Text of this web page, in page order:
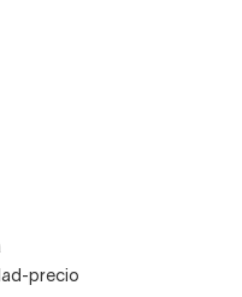
para ofrecer una
dentro del segmento de
de baño.
precio